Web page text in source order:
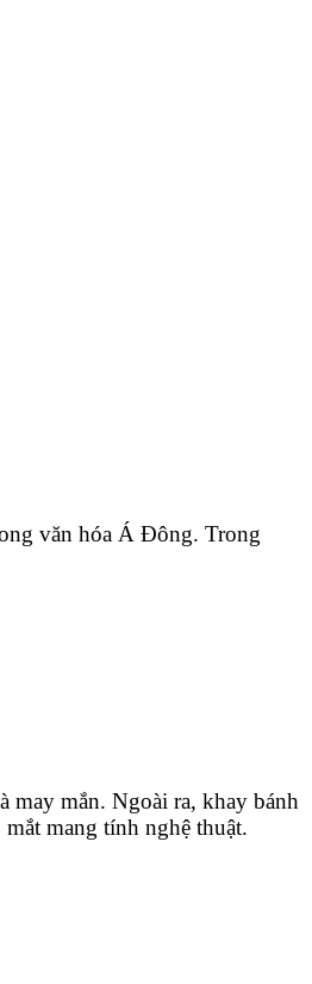
văn hóa Á Đông. Trong
may mắn. Ngoài ra, khay bánh
mang tính nghệ thuật.